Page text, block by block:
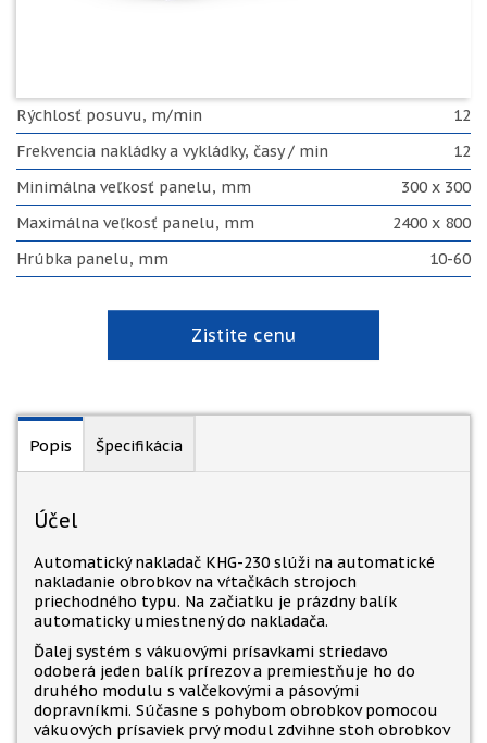
Rýchlosť posuvu, m/min
12
Frekvencia nakládky a vykládky, časy / min
12
Minimálna veľkosť panelu, mm
300 x 300
Maximálna veľkosť panelu, mm
2400 x 800
Hrúbka panelu, mm
10-60
Zistite cenu
Popis Špecifikácia
Účel
Automatický nakladač KHG-230 slúži na automatické
nakladanie obrobkov na vŕtačkách strojoch
priechodného typu. Na začiatku je prázdny balík
automaticky umiestnený do nakladača.
Ďalej systém s vákuovými prísavkami striedavo
odoberá jeden balík prírezov a premiestňuje ho do
druhého modulu s valčekovými a pásovými
dopravníkmi. Súčasne s pohybom obrobkov pomocou
vákuových prísaviek prvý modul zdvihne stoh obrobkov